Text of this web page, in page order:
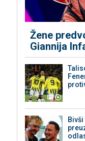
Žene
Giannija